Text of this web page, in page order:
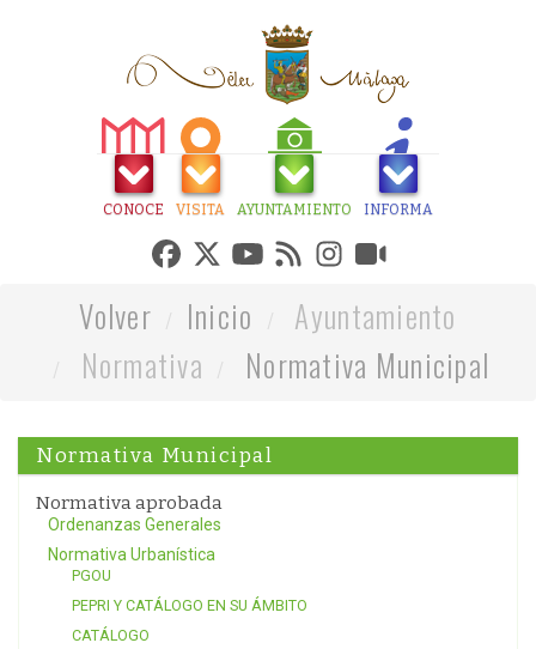
CONOCE VISITA AYUNTAMIENTO INFORMA
Volver Inicio
Ayuntamiento
Normativa
Normativa Municipal
Normativa Municipal
Normativa aprobada
Ordenanzas Generales
Normativa Urbanística
PGOU
PEPRI Y CATÁLOGO EN SU ÁMBITO
CATÁLOGO